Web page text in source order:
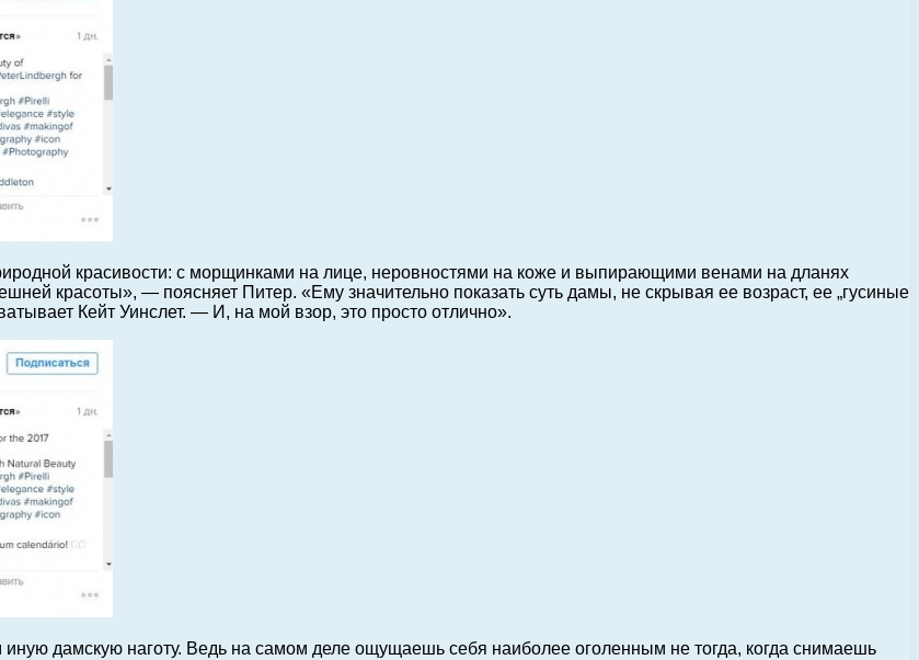
красивости: с морщинками на лице, неровностями на коже и выпирающими венами на дланях
красоты», — поясняет Питер. «Ему значительно показать суть дамы, не скрывая ее возраст, ее „гусиные
Кейт Уинслет. — И, на мой взор, это просто отлично».
дамскую наготу. Ведь на самом деле ощущаешь себя наиболее оголенным не тогда, когда снимаешь